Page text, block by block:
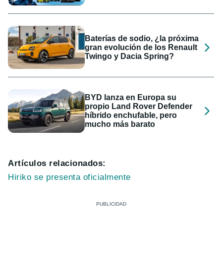
Baterías de sodio, ¿la próxima
gran evolución de los Renault
Twingo y Dacia Spring?
BYD lanza en Europa su
propio Land Rover Defender
híbrido enchufable, pero
mucho más barato
Artículos relacionados:
Hiriko se presenta oficialmente